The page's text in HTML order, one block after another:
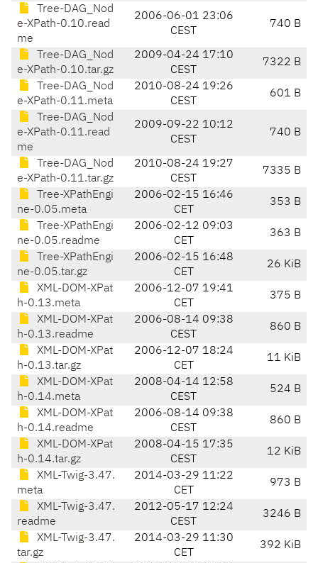
Tree-DAG_Nod
e-XPath-0.10.read
me
2006-06-01 23:06
CEST
740 B
Tree-DAG_Nod
e-XPath-0.10.tar.gz
2009-04-24 17:10
CEST
7322 B
Tree-DAG_Nod
e-XPath-0.11.meta
2010-08-24 19:26
CEST
601 B
Tree-DAG_Nod
e-XPath-0.11.read
me
2009-09-22 10:12
CEST
740 B
Tree-DAG_Nod
e-XPath-0.11.tar.gz
2010-08-24 19:27
CEST
7335 B
Tree-XPathEngi
ne-0.05.meta
2006-02-15 16:46
CET
353 B
Tree-XPathEngi
ne-0.05.readme
2006-02-12 09:03
CET
363 B
Tree-XPathEngi
ne-0.05.tar.gz
2006-02-15 16:48
CET
26 KiB
XML-DOM-XPat
h-0.13.meta
2006-12-07 19:41
CET
375 B
XML-DOM-XPat
h-0.13.readme
2006-08-14 09:38
CEST
860 B
XML-DOM-XPat
h-0.13.tar.gz
2006-12-07 18:24
CET
11 KiB
XML-DOM-XPat
h-0.14.meta
2008-04-14 12:58
CEST
524 B
XML-DOM-XPat
h-0.14.readme
2006-08-14 09:38
CEST
860 B
XML-DOM-XPat
h-0.14.tar.gz
2008-04-15 17:35
CEST
12 KiB
XML-Twig-3.47.
meta
2014-03-29 11:22
CET
973 B
XML-Twig-3.47.
readme
2012-05-17 12:24
CEST
3246 B
XML-Twig-3.47.
tar.gz
2014-03-29 11:30
CET
392 KiB